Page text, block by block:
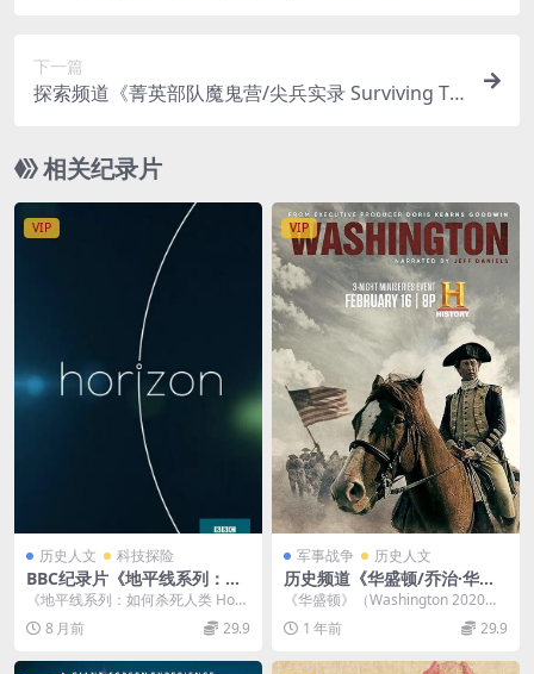
下一篇
探索频道《菁英部队魔鬼营/尖兵实录 Surviving Th
下载
相关纪录片
VIP
历史人文 科技探险
BBC纪录片《地平线系列：如
何杀死人类 Horizon: How to
Kill a Human Being》英语中
字 MP4高清 死刑执行揭秘纪
《地平线系列：如何杀死人类 Hori
zon: How to Kill a Hum...
8 月前 29.9
VIP
军事战争 历史人文
历史频道《华盛顿/乔治·华盛
顿 Washington 2020》第一
季全3集 英语中字 官方纯净版
1080P/MKV/15.6G
《华盛顿》（Washington 2020）
第一季全3集以史诗般的叙事重构了
美国...1 年前 29.9